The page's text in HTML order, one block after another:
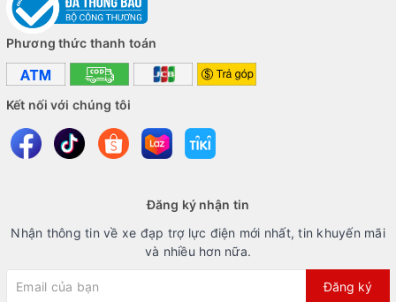
Phương thức thanh toán
Kết nối với chúng tôi
Đăng ký nhận tin
Nhận thông tin về xe đạp trợ lực điện mới nhất, tin khuyến mãi
và nhiều hơn nữa.
Đăng ký